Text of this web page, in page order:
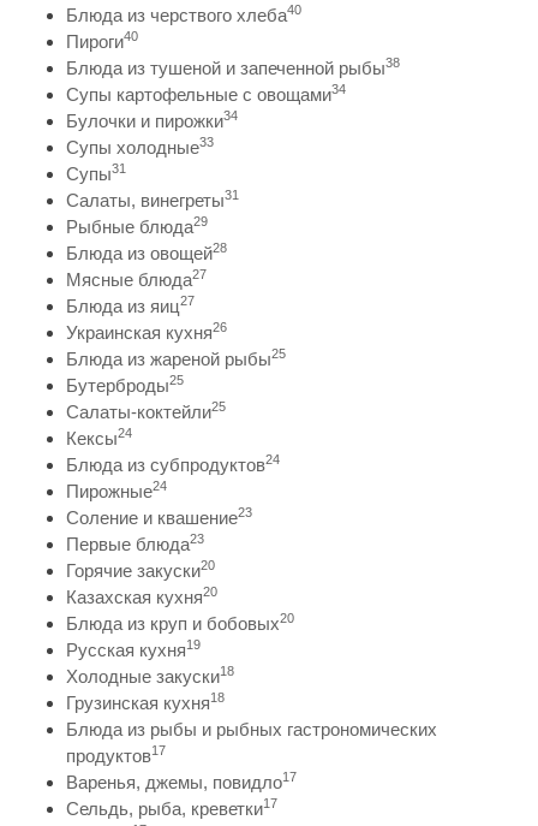
Блюда из черствого хлеба40
Пироги40
Блюда из тушеной и запеченной рыбы38
Супы картофельные с овощами34
Булочки и пирожки34
Супы холодные33
Супы31
Салаты, винегреты31
Рыбные блюда29
Блюда из овощей28
Мясные блюда27
Блюда из яиц27
Украинская кухня26
Блюда из жареной рыбы25
Бутерброды25
Салаты-коктейли25
Кексы24
Блюда из субпродуктов24
Пирожные24
Соление и квашение23
Первые блюда23
Горячие закуски20
Казахская кухня20
Блюда из круп и бобовых20
Русская кухня19
Холодные закуски18
Грузинская кухня18
Блюда из рыбы и рыбных гастрономических
продуктов17
Варенья, джемы, повидло17
Сельдь, рыба, креветки17